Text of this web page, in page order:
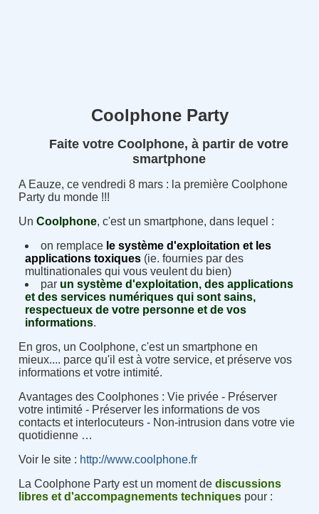
Coolphone Party
Faite votre Coolphone, à partir de votre
smartphone
A Eauze, ce vendredi 8 mars : la première Coolphone
Party du monde !!!
Un Coolphone, c'est un smartphone, dans lequel :
on remplace le système d'exploitation et les
applications toxiques (ie. fournies par des
multinationales qui vous veulent du bien)
par un système d'exploitation, des applications
et des services numériques qui sont sains,
respectueux de votre personne et de vos
informations.
En gros, un Coolphone, c'est un smartphone en
mieux.... parce qu'il est à votre service, et préserve vos
informations et votre intimité.
Avantages des Coolphones : Vie privée - Préserver
votre intimité - Préserver les informations de vos
contacts et interlocuteurs - Non-intrusion dans votre vie
quotidienne …
Voir le site : http://www.coolphone.fr
La Coolphone Party est un moment de discussions
libres et d'accompagnements techniquespour :